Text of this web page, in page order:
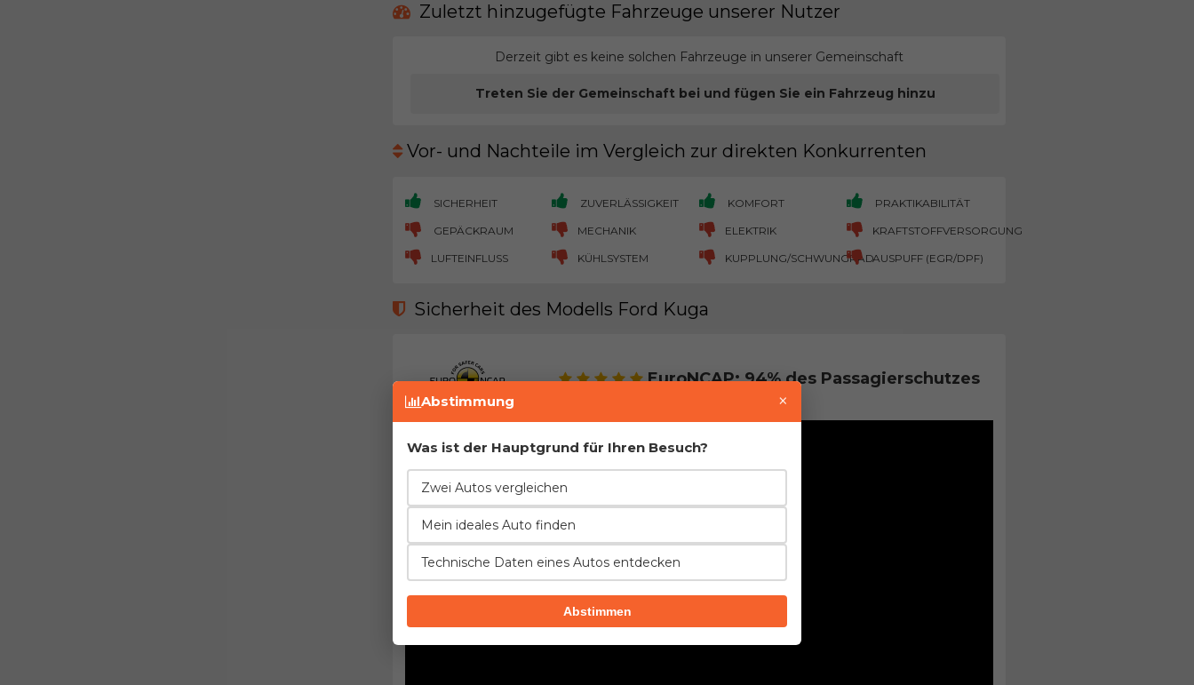
Zuletzt hinzugefügte Fahrzeuge unserer Nutzer
Derzeit gibt es keine solchen Fahrzeuge in unserer Gemeinschaft
Treten Sie der Gemeinschaft bei und fügen Sie ein Fahrzeug hinzu
Vor- und Nachteile im Vergleich zur direkten Konkurrenten
SICHERHEIT ZUVERLÄSSIGKEIT KOMFORT PRAKTIKABILITÄT
GEPÄCKRAUM MECHANIK ELEKTRIK KRAFTSTOFFVERSORGUNG
LUFTEINFLUSS KÜHLSYSTEM KUPPLUNG/SCHWUNGRADAUSPUFF (EGR/DPF)
Sicherheit des Modells Ford Kuga
EuroNCAP: 94% des Passagierschutzes
Abstimmung ×
Was ist der Hauptgrund für Ihren Besuch?
Zwei Autos vergleichen
Mein ideales Auto finden
Technische Daten eines Autos entdecken
Abstimmen